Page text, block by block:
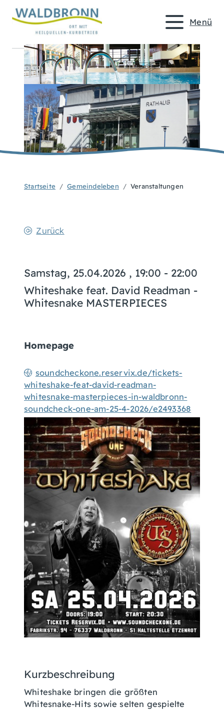
Menü
Startseite Gemeindeleben Veranstaltungen
Zurück
Samstag, 25.04.2026 , 19:00 - 22:00
Whiteshake feat. David Readman -
Whitesnake MASTERPIECES
Homepage
soundcheckone.reservix.de/tickets-
whiteshake-feat-david-readman-
whitesnake-masterpieces-in-waldbronn-
soundcheck-one-am-25-4-2026/e2493368
Kurzbeschreibung
Whiteshake bringen die größten
Whitesnake-Hits sowie selten gespielte